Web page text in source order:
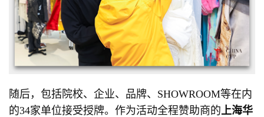
随后，包括院校、企业、品牌、SHOWROOM等在内
的34家单位接受授牌。作为活动全程赞助商的 上海华